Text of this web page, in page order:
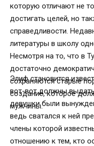
которую отличают не
достигать целей, но
справедливости.
литературы в школу
Несмотря на то, что в
достаточно
сохраняются старые
создание, которое
мужчины.
Элиф становится
вот-вот должны
девушки были
ведь сватался к ней
члены которой
отношению к тем, кто